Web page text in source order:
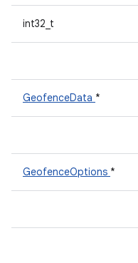
int32_t
GeofenceData *
GeofenceOptions *